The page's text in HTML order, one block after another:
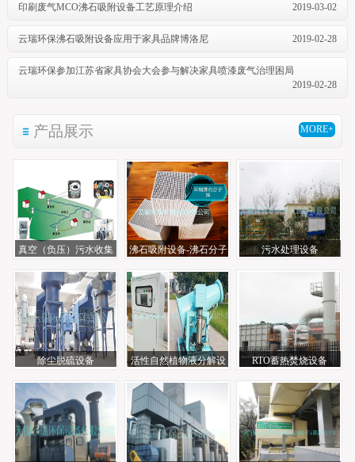
印刷废气MCO沸石吸附设备工艺原理介绍 2019-03-02
云瑞环保沸石吸附设备应用于家具品牌博洛尼 2019-02-28
云瑞环保参加江苏省家具协会大会参与解决家具喷漆废气治理困局
2019-02-28
产品展示 MORE+
真空（负压）污水收集
沸石吸附设备-沸石分子
污水处理设备
除尘脱硫设备
活性自然植物液分解设
RTO蓄热焚烧设备